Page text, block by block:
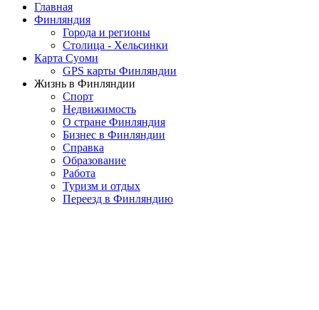
Главная
Финляндия
Города и регионы
Столица - Хельсинки
Карта Суоми
GPS карты Финляндии
Жизнь в Финляндии
Спорт
Недвижимость
О стране Финляндия
Бизнес в Финляндии
Справка
Образование
Работа
Туризм и отдых
Переезд в Финляндию